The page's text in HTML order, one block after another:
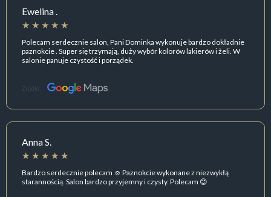
Ewelina .
Polecam serdecznie salon, Pani Dominka wykonuje bardzo dokładnie
paznokcie . Super się trzymają, duży wybór kolorów lakierów i żeli. W
salonie panuje czystość i porządek.
Źródło:
Anna S.
Bardzo serdecznie polecam ☺️ Paznokcie wykonane z niezwykłą
starannością. Salon bardzo przyjemny i czysty. Polecam 😊